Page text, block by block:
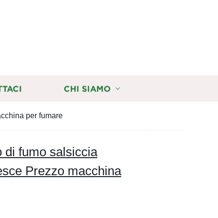
CHI SIAMO
per fumare
di fumo salsiccia
Prezzo macchina